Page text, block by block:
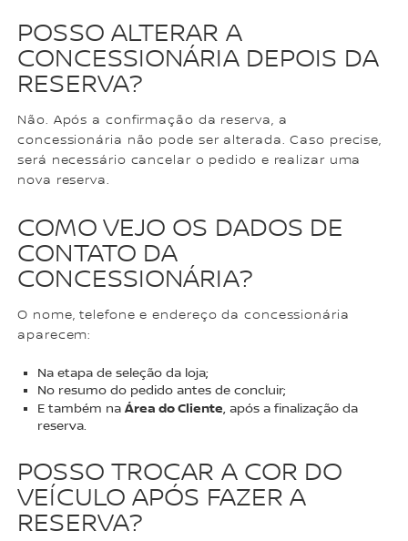
POSSO ALTERAR A
CONCESSIONÁRIA DEPOIS DA
RESERVA?
Não. Após a confirmação da reserva, a
concessionária não pode ser alterada. Caso precise,
será necessário cancelar o pedido e realizar uma
nova reserva.
COMO VEJO OS DADOS DE
CONTATO DA
CONCESSIONÁRIA?
O nome, telefone e endereço da concessionária
aparecem:
Na etapa de seleção da loja;
No resumo do pedido antes de concluir;
E também naÁrea do Cliente, após a finalização da
reserva.
POSSO TROCAR A COR DO
VEÍCULO APÓS FAZER A
RESERVA?